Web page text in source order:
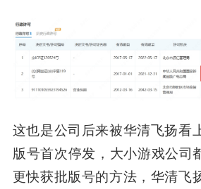
这也是公司后来被华清飞扬看
版号首次停发，大小游戏公司
更快获批版号的方法，华清飞